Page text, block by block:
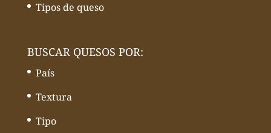
Tipos de queso
BUSCAR QUESOS POR:
País
Textura
Tipo